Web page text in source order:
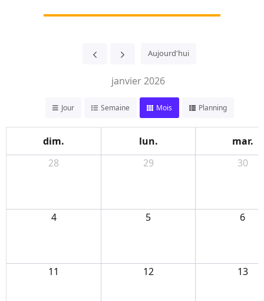
Aujourd'hui
janvier 2026
Jour Semaine Mois Planning
dim. lun.
mar.
28
29 30
4 5 6
11 12 13